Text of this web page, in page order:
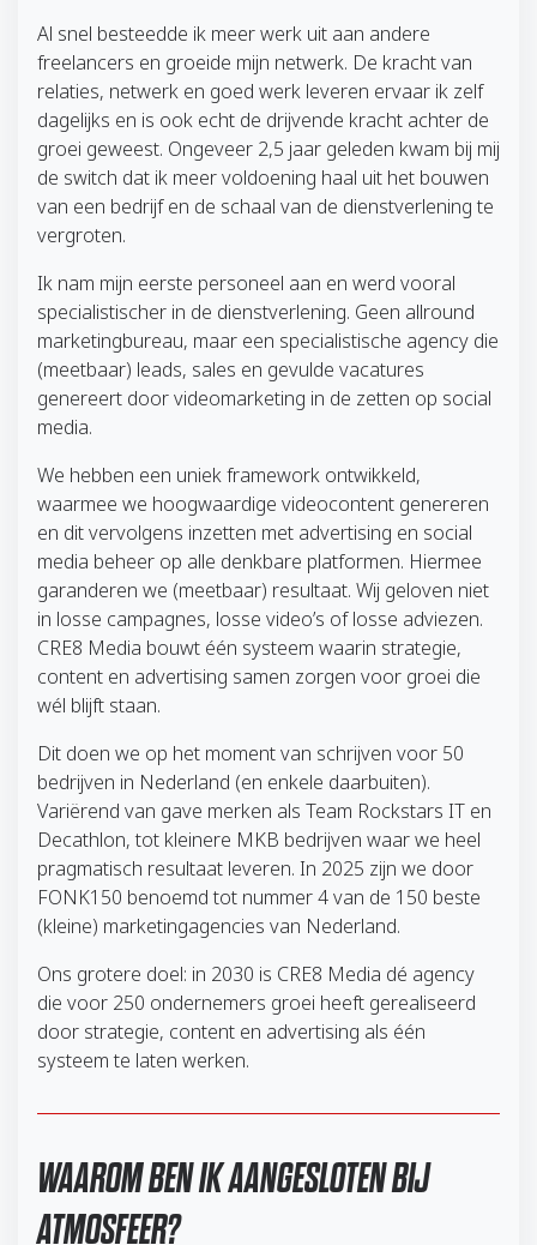
Al snel besteedde ik meer werk uit aan andere
freelancers en groeide mijn netwerk. De kracht van
relaties, netwerk en goed werk leveren ervaar ik zelf
dagelijks en is ook echt de drijvende kracht achter de
groei geweest. Ongeveer 2,5 jaar geleden kwam bij mij
de switch dat ik meer voldoening haal uit het bouwen
van een bedrijf en de schaal van de dienstverlening te
vergroten.
Ik nam mijn eerste personeel aan en werd vooral
specialistischer in de dienstverlening. Geen allround
marketingbureau, maar een specialistische agency die
(meetbaar) leads, sales en gevulde vacatures
genereert door videomarketing in de zetten op social
media.
We hebben een uniek framework ontwikkeld,
waarmee we hoogwaardige videocontent genereren
en dit vervolgens inzetten met advertising en social
media beheer op alle denkbare platformen. Hiermee
garanderen we (meetbaar) resultaat. Wij geloven niet
in losse campagnes, losse video’s of losse adviezen.
CRE8 Media bouwt één systeem waarin strategie,
content en advertising samen zorgen voor groei die
wél blijft staan.
Dit doen we op het moment van schrijven voor 50
bedrijven in Nederland (en enkele daarbuiten).
Variërend van gave merken als Team Rockstars IT en
Decathlon, tot kleinere MKB bedrijven waar we heel
pragmatisch resultaat leveren. In 2025 zijn we door
FONK150 benoemd tot nummer 4 van de 150 beste
(kleine) marketingagencies van Nederland.
Ons grotere doel: in 2030 is CRE8 Media dé agency
die voor 250 ondernemers groei heeft gerealiseerd
door strategie, content en advertising als één
systeem te laten werken.
WAAROM BEN IK AANGESLOTEN BIJ
ATMOSFEER?